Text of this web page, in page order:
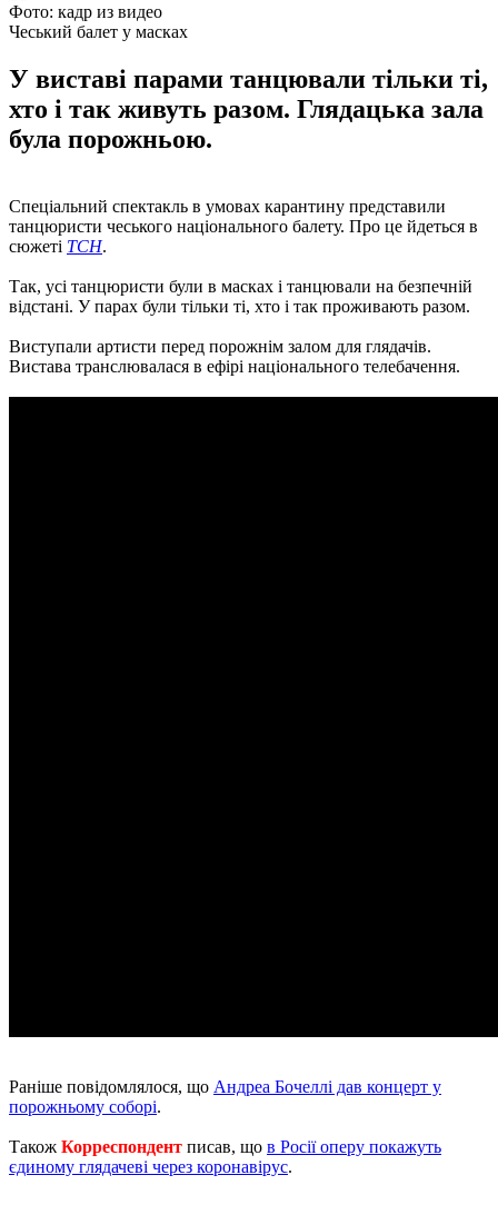
Фото: кадр из видео
Чеський балет у масках
У виставі парами танцювали тільки ті,
хто і так живуть разом. Глядацька зала
була порожньою.
Спеціальний спектакль в умовах карантину представили
танцюристи чеського національного балету. Про це йдеться в
сюжеті ТСН.
Так, усі танцюристи були в масках і танцювали на безпечній
відстані. У парах були тільки ті, хто і так проживають разом.
Виступали артисти перед порожнім залом для глядачів.
Вистава транслювалася в ефірі національного телебачення.
Раніше повідомлялося, що Андреа Бочеллі дав концерт у
порожньому соборі.
Також Корреспондент писав, що в Росії оперу покажуть
єдиному глядачеві через коронавірус.